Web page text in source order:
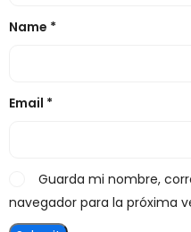
Name *
Email *
Guarda mi nombre,
navegador para la próxima